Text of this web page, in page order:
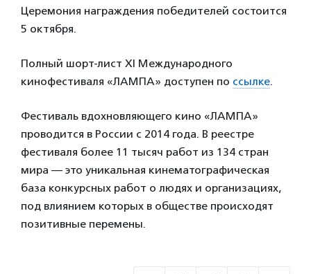
Церемония награждения победителей состоится
5 октября.
Полный шорт-лист XI Международного
кинофестиваля «ЛАМПА» доступен по ссылке.
Фестиваль вдохновляющего кино «ЛАМПА»
проводится в России с 2014 года. В реестре
фестиваля более 11 тысяч работ из 134 стран
мира — это уникальная кинематографическая
база конкурсных работ о людях и организациях,
под влиянием которых в обществе происходят
позитивные перемены.